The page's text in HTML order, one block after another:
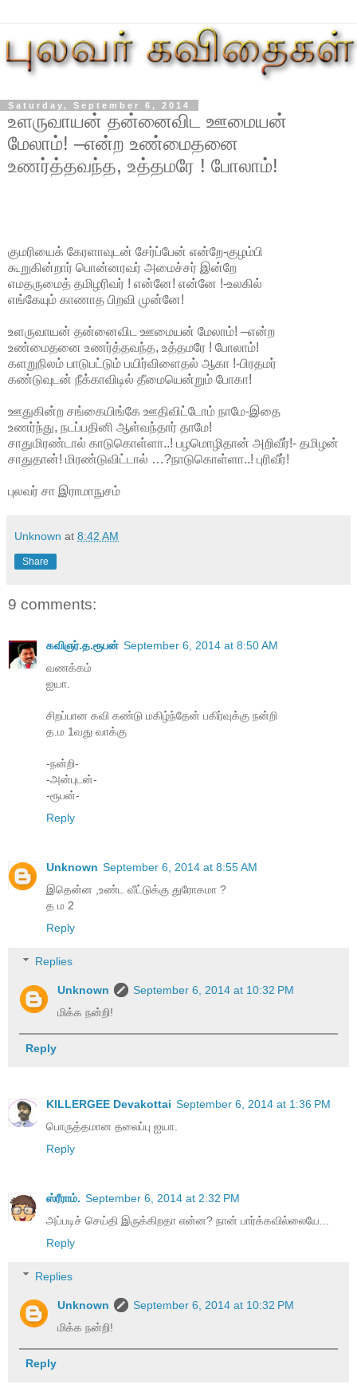
Saturday, September 6, 2014
உளருவாயன் தன்னைவிட ஊமையன்
மேலாம்! –என்ற உண்மைதனை
உணர்த்தவந்த, உத்தமரே ! போலாம்!
குமரியைக் கேரளாவுடன் சேர்ப்பேன் என்றே-குழம்பி
கூறுகின்றார் பொன்னரவர் அமைச்சர் இன்றே
எமதருமைத் தமிழரிவர் ! என்னே! என்னே !-உலகில்
எங்கேயும் காணாத பிறவி முன்னே!
உளருவாயன் தன்னைவிட ஊமையன் மேலாம்! –என்ற
உண்மைதனை உணர்த்தவந்த, உத்தமரே ! போலாம்!
களறுநிலம் பாடுபட்டும் பயிர்விளைதல் ஆகா !-பிரதமர்
கண்டுவுடன் நீக்காவிடில் தீமையென்றும் போகா!
ஊதுகின்ற சங்கையிங்கே ஊதிவிட்டோம் நாமே-இதை
உணர்ந்து, நடப்பதினி ஆள்வந்தார் தாமே!
சாதுமிரண்டால் காடுகொள்ளா..! பழமொழிதான் அறிவீர்!- தமிழன்
சாதுதான்! மிரண்டுவிட்டால் …?நாடுகொள்ளா..! புரிவீர்!
புலவர் சா இராமாநுசம்
Unknown at 8:42 AM
Share
9 comments:
கவிஞர்.த.ரூபன் September 6, 2014 at 8:50 AM
வணக்கம்
ஐயா.
சிறப்பான கவி கண்டு மகிழ்ந்தேன் பகிர்வுக்கு நன்றி
த.ம 1வது வாக்கு
-நன்றி-
-அன்புடன்-
-ரூபன்-
Reply
Unknown September 6, 2014 at 8:55 AM
இதென்ன ,உண்ட வீட்டுக்கு துரோகமா ?
த ம 2
Reply
Replies
Unknown
September 6, 2014 at 10:32 PM
மிக்க நன்றி!
Reply
KILLERGEE Devakottai September 6, 2014 at 1:36 PM
பொருத்தமான தலைப்பு ஐயா.
Reply
ஸ்ரீராம். September 6, 2014 at 2:32 PM
அப்படிச் செய்தி இருக்கிறதா என்ன? நான் பார்க்கவில்லையே...
Reply
Replies
Unknown
September 6, 2014 at 10:32 PM
மிக்க நன்றி!
Reply